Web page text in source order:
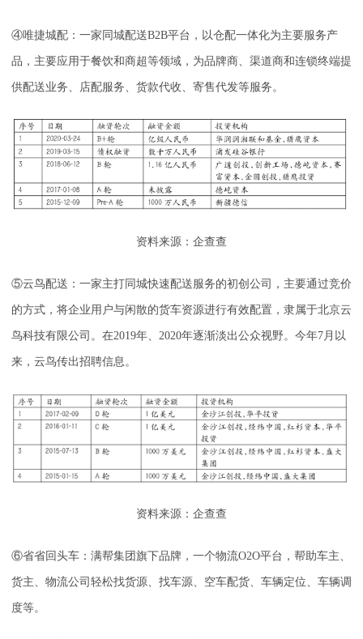
④唯捷城配：一家同城配送B2B平台，以仓配一体化为主要服务产
品，主要应用于餐饮和商超等领域，为品牌商、渠道商和连锁终端提
供配送业务、店配服务、货款代收、寄售代发等服务。
资料来源：企查查
⑤云鸟配送：一家主打同城快速配送服务的初创公司，主要通过竞价
的方式，将企业用户与闲散的货车资源进行有效配置，隶属于北京云
鸟科技有限公司。在2019年、2020年逐渐淡出公众视野。今年7月以
来，云鸟传出招聘信息。
资料来源：企查查
⑥省省回头车：满帮集团旗下品牌，一个物流O2O平台，帮助车主、
货主、物流公司轻松找货源、找车源、空车配货、车辆定位、车辆调
度等。